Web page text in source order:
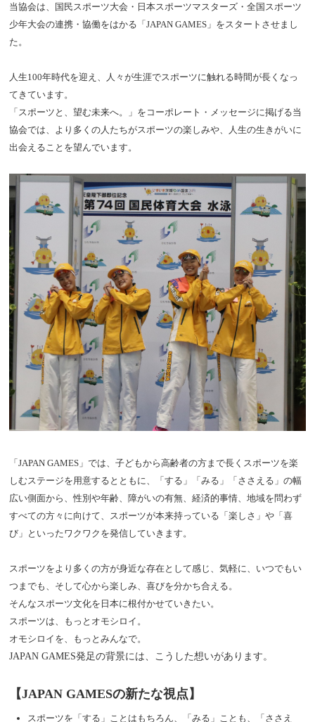
当協会は、国民スポーツ大会・日本スポーツマスターズ・全国スポーツ
少年大会の連携・協働をはかる「JAPAN GAMES」をスタートさせまし
た。
人生100年時代を迎え、人々が生涯でスポーツに触れる時間が長くなっ
てきています。
「スポーツと、望む未来へ。」をコーポレート・メッセージに掲げる当
協会では、より多くの人たちがスポーツの楽しみや、人生の生きがいに
出会えることを望んでいます。
「JAPAN GAMES」では、子どもから高齢者の方まで長くスポーツを楽
しむステージを用意するとともに、「する」「みる」「ささえる」の幅
広い側面から、性別や年齢、障がいの有無、経済的事情、地域を問わず
すべての方々に向けて、スポーツが本来持っている「楽しさ」や「喜
び」といったワクワクを発信していきます。
スポーツをより多くの方が身近な存在として感じ、気軽に、いつでもい
つまでも、そして心から楽しみ、喜びを分かち合える。
そんなスポーツ文化を日本に根付かせていきたい。
スポーツは、もっとオモシロイ。
オモシロイを、もっとみんなで。
JAPAN GAMES発足の背景には、こうした想いがあります。
【JAPAN GAMESの新たな視点】
スポーツを「する」ことはもちろん、「みる」ことも、「ささえ